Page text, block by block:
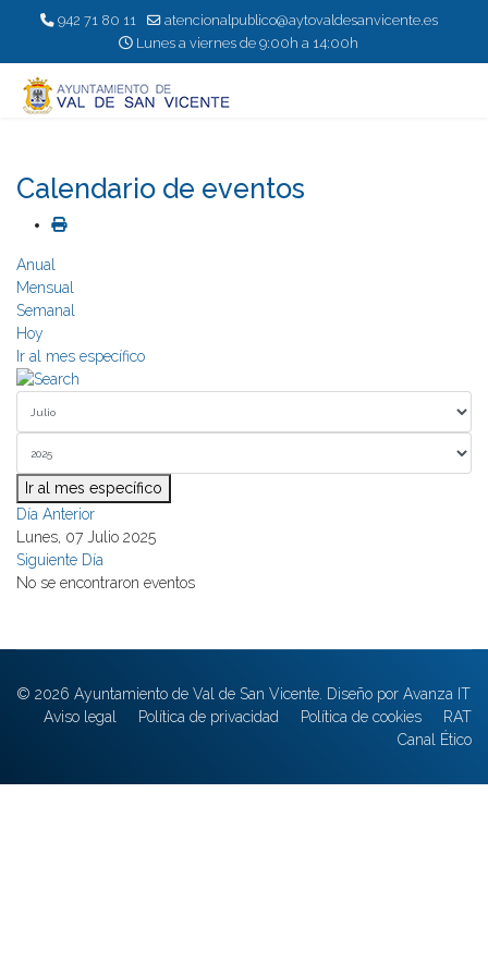
942 71 80 11
atencionalpublico@aytovaldesanvicente.es
Lunes a viernes de 9:00h a 14:00h
Calendario de eventos
Anual
Mensual
Semanal
Hoy
Ir al mes específico
Ir al mes específico
Día Anterior
Lunes, 07 Julio 2025
Siguiente Día
No se encontraron eventos
© 2026 Ayuntamiento de Val de San Vicente. Diseño por Avanza IT
Aviso legal
Política de privacidad Política de cookies
RAT
Canal Ético